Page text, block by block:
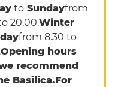
to Sundayfrom
20.00.Winter
from 8.30 to
Opening hours
recommend
Basilica.For